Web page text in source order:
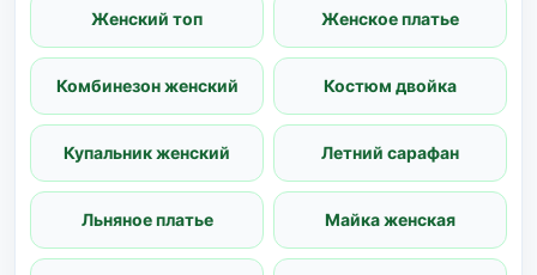
Женский топ Женское платье
Комбинезон женский Костюм двойка
Купальник женский Летний сарафан
Льняное платье Майка женская